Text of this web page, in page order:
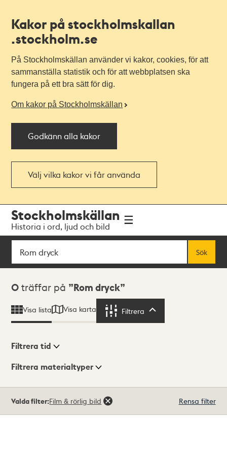
Kakor på stockholmskallan
.stockholm.se
På Stockholmskällan använder vi kakor, cookies, för att
sammanställa statistik och för att webbplatsen ska
fungera på ett bra sätt för dig.
Om kakor på Stockholmskällan
Godkänn alla kakor
Välj vilka kakor vi får använda
navigationen
huvudinnehållet
Stockholmskällan
Historia i ord, ljud och bild
Sök
Sök
Sökresultat
0 träffar på Rom dryck
Visa lista Visa karta Filtrera
Visningsläge
Filtrera tid
Filtrera materialtyper
träffar
Valda filter:Film & rörlig bild Rensa filter